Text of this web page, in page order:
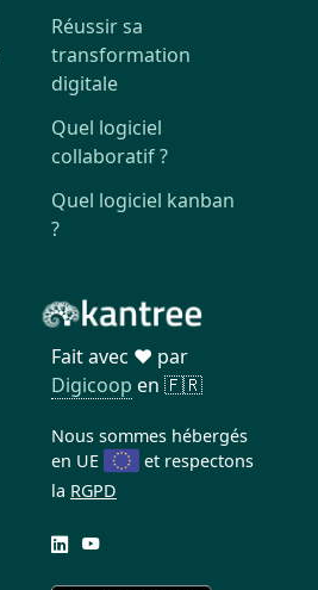
Réussir sa
transformation
digitale
Quel logiciel
collaboratif ?
Quel logiciel kanban
?
Fait avec ❤️ par
Digicoop en 🇫🇷
Nous sommes hébergés
en UE
et respectons
la RGPD